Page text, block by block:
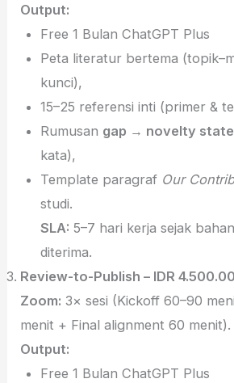
Output:
Free 1 Bulan ChatGPT Plus
Peta literatur bertema
kunci),
15–25 referensi inti (primer &
Rumusan gap → novelty
kata),
Template paragraf Our
studi.
SLA: 5–7 hari kerja sejak
diterima.
Review-to-Publish – IDR
Zoom: 3× sesi (Kickoff 60–90
menit + Final alignment 60 menit).
Output:
Free 1 Bulan ChatGPT Plus